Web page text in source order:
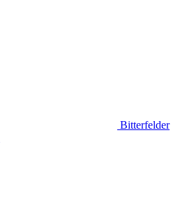
Bitterfelder